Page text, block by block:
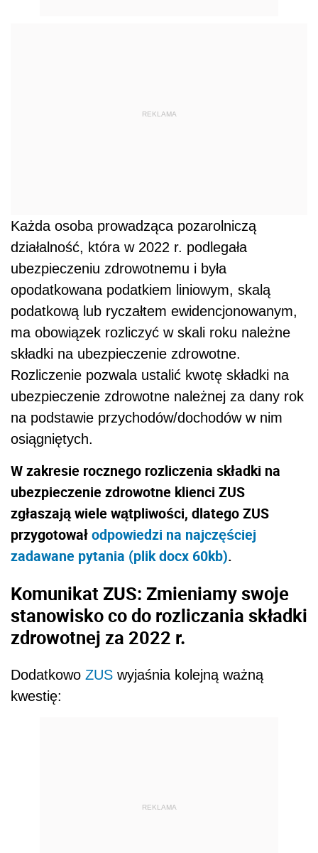
REKLAMA
Każda osoba prowadząca pozarolniczą
działalność, która w 2022 r. podlegała
ubezpieczeniu zdrowotnemu i była
opodatkowana podatkiem liniowym, skalą
podatkową lub ryczałtem ewidencjonowanym,
ma obowiązek rozliczyć w skali roku należne
składki na ubezpieczenie zdrowotne.
Rozliczenie pozwala ustalić kwotę składki na
ubezpieczenie zdrowotne należnej za dany rok
na podstawie przychodów/dochodów w nim
osiągniętych.
W zakresie rocznego rozliczenia składki na
ubezpieczenie zdrowotne klienci ZUS
zgłaszają wiele wątpliwości, dlatego ZUS
przygotowałodpowiedzi na najczęściej
zadawane pytania (plik docx 60kb).
Komunikat ZUS: Zmieniamy swoje
stanowisko co do rozliczania składki
zdrowotnej za 2022 r.
Dodatkowo ZUS wyjaśnia kolejną ważną
kwestię:
REKLAMA